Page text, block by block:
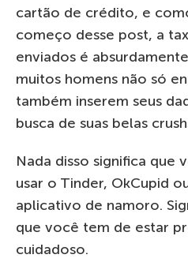
cartão de crédito, e
começo desse post, a
enviados é
muitos homens não só
também inserem seus
busca de suas belas
Nada disso significa que
usar o Tinder, OkCupid
aplicativo de namoro.
que você tem de estar
cuidadoso.